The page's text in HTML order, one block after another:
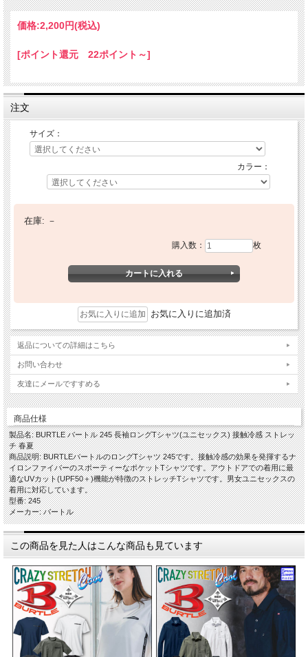
価格:2,200円(税込)
[ポイント還元 22ポイント～]
注文
サイズ：
カラー：
在庫: －
購入数： 枚
お気に入りに追加済
返品についての詳細はこちら
お問い合わせ
友達にメールですすめる
商品仕様
製品名: BURTLE バートル 245 長袖ロングTシャツ(ユニセックス) 接触冷感 ストレッ
チ 春夏
商品説明: BURTLEバートルのロングTシャツ 245です。接触冷感の効果を発揮するナ
イロンファイバーのスポーティーなポケットTシャツです。アウトドアでの着用に最
適なUVカット(UPF50＋)機能が特徴のストレッチTシャツです。男女ユニセックスの
着用に対応しています。
型番: 245
メーカー: バートル
この商品を見た人はこんな商品も見ています